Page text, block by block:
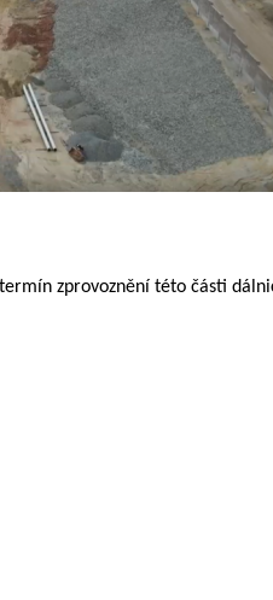
zprovoznění této části